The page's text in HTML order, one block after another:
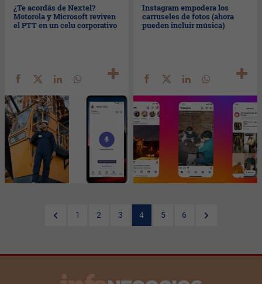
¿Te acordás de Nextel?
Motorola y Microsoft reviven
el PTT en un celu corporativo
Instagram empodera los
carruseles de fotos (ahora
pueden incluir música)
1 2 3 4 5 6